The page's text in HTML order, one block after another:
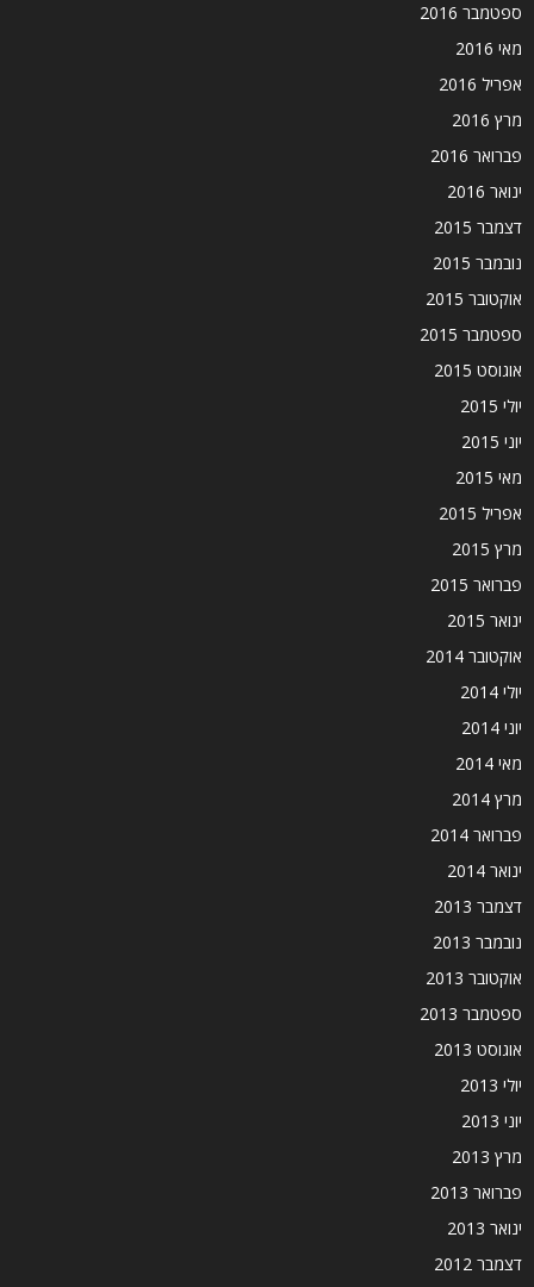
ספטמבר 2016
מאי 2016
אפריל 2016
מרץ 2016
פברואר 2016
ינואר 2016
דצמבר 2015
נובמבר 2015
אוקטובר 2015
ספטמבר 2015
אוגוסט 2015
יולי 2015
יוני 2015
מאי 2015
אפריל 2015
מרץ 2015
פברואר 2015
ינואר 2015
אוקטובר 2014
יולי 2014
יוני 2014
מאי 2014
מרץ 2014
פברואר 2014
ינואר 2014
דצמבר 2013
נובמבר 2013
אוקטובר 2013
ספטמבר 2013
אוגוסט 2013
יולי 2013
יוני 2013
מרץ 2013
פברואר 2013
ינואר 2013
דצמבר 2012